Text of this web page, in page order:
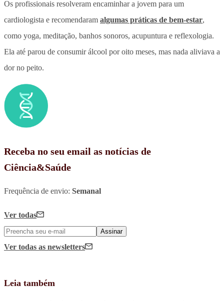
Os profissionais resolveram encaminhar a jovem para um
cardiologista e recomendaram algumas práticas de bem-estar,
como yoga, meditação, banhos sonoros, acupuntura e reflexologia.
Ela até parou de consumir álcool por oito meses, mas nada aliviava a
dor no peito.
Receba no seu email as notícias de
Ciência&Saúde
Frequência de envio: Semanal
Ver todas
Assinar
Ver todas as newsletters
Leia também